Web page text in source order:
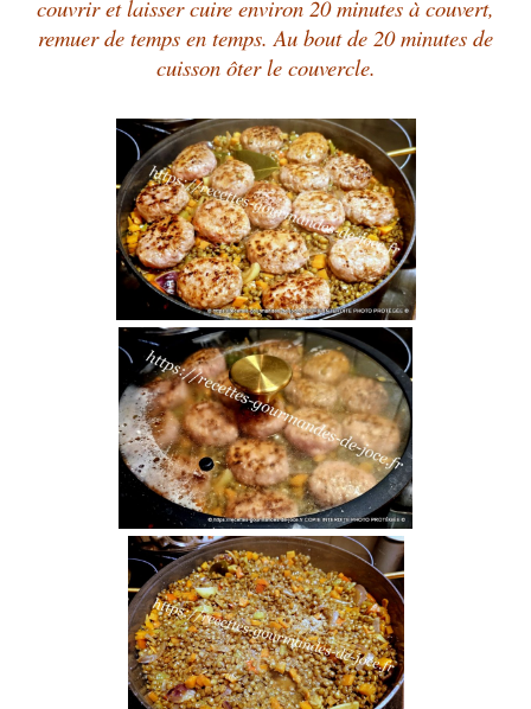
couvrir et laisser cuire environ 20 minutes à couvert,
remuer de temps en temps. Au bout de 20 minutes de
cuisson ôter le couvercle.